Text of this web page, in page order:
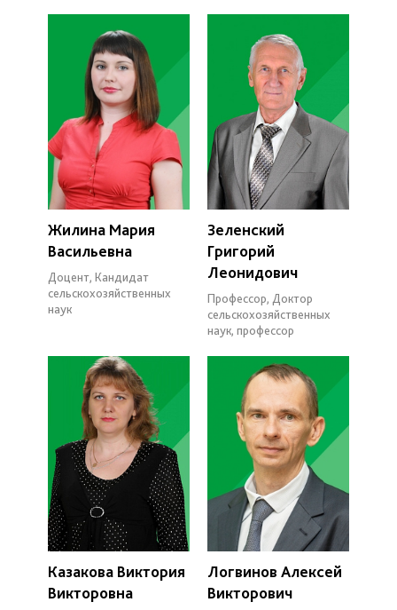
Жилина Мария
Васильевна
Доцент, Кандидат
сельскохозяйственных
наук
Зеленский
Григорий
Леонидович
Профессор, Доктор
сельскохозяйственных
наук, профессор
Казакова Виктория
Викторовна
Логвинов Алексей
Викторович